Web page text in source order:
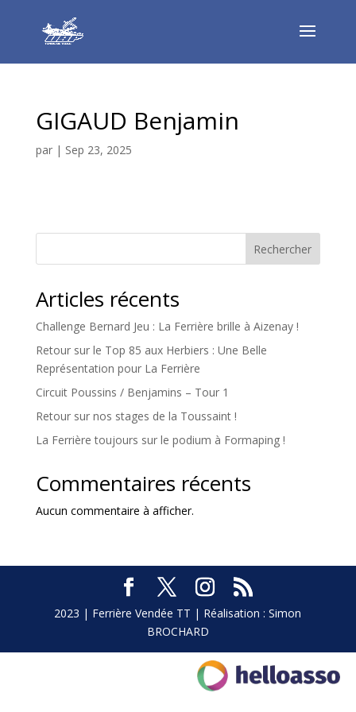
GIGAUD Benjamin
par | Sep 23, 2025
Rechercher
Articles récents
Challenge Bernard Jeu : La Ferrière brille à Aizenay !
Retour sur le Top 85 aux Herbiers : Une Belle
Représentation pour La Ferrière
Circuit Poussins / Benjamins – Tour 1
Retour sur nos stages de la Toussaint !
La Ferrière toujours sur le podium à Formaping !
Commentaires récents
Aucun commentaire à afficher.
2023 | Ferrière Vendée TT | Réalisation : Simon
BROCHARD